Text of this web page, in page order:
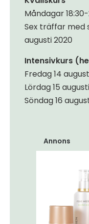
Måndagar 18:30-
Sex träffar med
augusti 2020
Intensivkurs
Fredag 14
Lördag 15
Söndag 16
Annons